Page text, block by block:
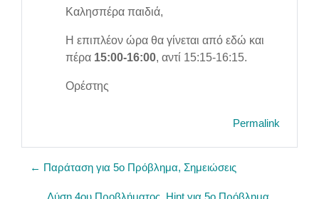
Καλησπέρα παιδιά,
Η επιπλέον ώρα θα γίνεται από εδώ και
πέρα 15:00-16:00, αντί 15:15-16:15.
Oρέστης
Permalink
← Παράταση για 5o Πρόβλημα, Σημειώσεις